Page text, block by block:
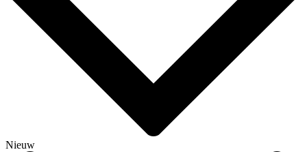
Nieuw